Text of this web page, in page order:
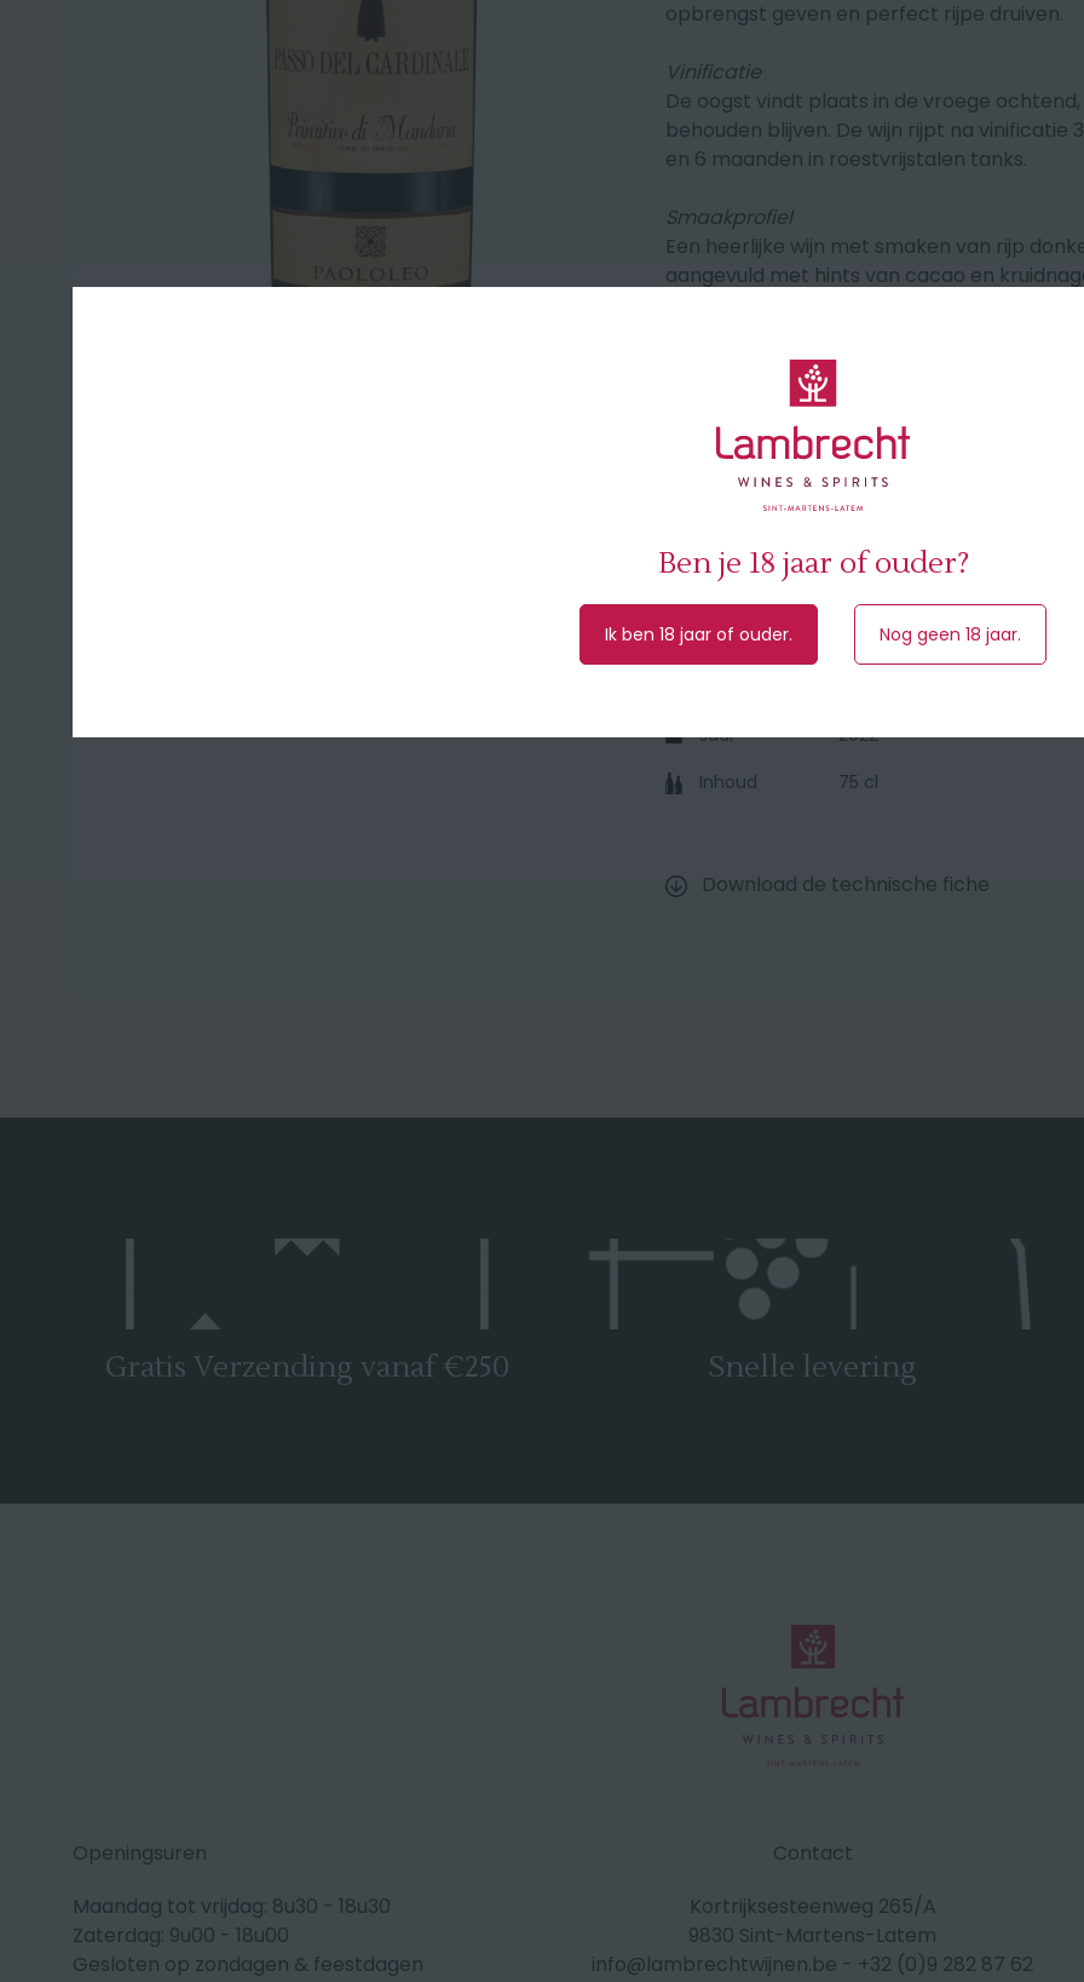
opbrengst geven en perfect rijpe druiven.
Vinificatie
De oogst vindt plaats in de vroege
behouden blijven. De wijn rijpt na
en 6 maanden in roestvrijstalen tanks.
Smaakprofiel
Een heerlijke wijn met smaken van rijp
aangevuld met hints van cacao en
🍽 Heerlijk in combinatie met stoofschotels,
bos paddenstoelen.
🥇 3 Bicchieri Gambero Rosso 2024 - 90/
Druivensoort
Primitivo
Jaar
2022
Inhoud
75 cl
Download de technische fiche
Gratis Verzending vanaf €250 Snelle levering
Openingsuren
Maandag tot vrijdag: 8u30 - 18u30
Zaterdag: 9u00 - 18u00
Gesloten op zondagen & feestdagen
Contact
Kortrijksesteenweg 265/A
9830 Sint-Martens-Latem
info@lambrechtwijnen.be - +32 (0)9 282 87 62
Ben je 18 jaar of ouder?
Ik ben 18 jaar of ouder. Nog geen 18 jaar.